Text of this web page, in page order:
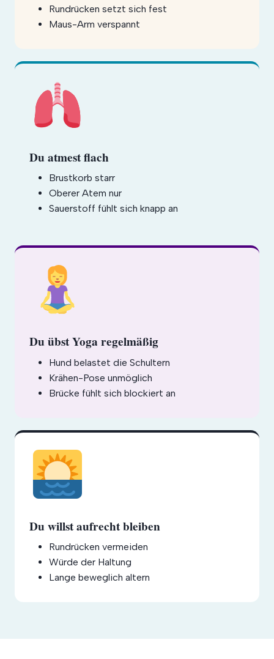
Rundrücken setzt sich fest
Maus-Arm verspannt
Du atmest flach
Brustkorb starr
Oberer Atem nur
Sauerstoff fühlt sich knapp an
Du übst Yoga regelmäßig
Hund belastet die Schultern
Krähen-Pose unmöglich
Brücke fühlt sich blockiert an
Du willst aufrecht bleiben
Rundrücken vermeiden
Würde der Haltung
Lange beweglich altern